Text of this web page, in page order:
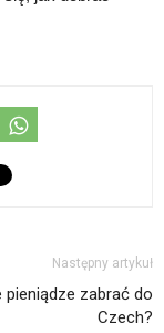
Następny artykuł
pieniądze zabrać do
Czech?